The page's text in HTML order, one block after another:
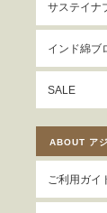
サステイナ
インド綿ブ
SALE
ABOUT ア
ご利用ガイ